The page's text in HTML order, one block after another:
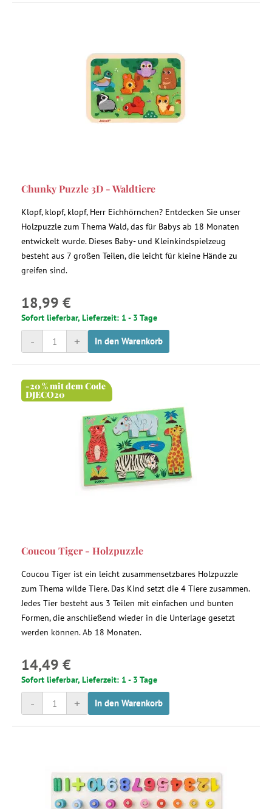
Chunky Puzzle 3D - Waldtiere
Klopf, klopf, klopf, Herr Eichhörnchen? Entdecken Sie unser
Holzpuzzle zum Thema Wald, das für Babys ab 18 Monaten
entwickelt wurde. Dieses Baby- und Kleinkindspielzeug
besteht aus 7 großen Teilen, die leicht für kleine Hände zu
greifen sind.
18,99 €
Sofort lieferbar, Lieferzeit: 1 - 3 Tage
+
- In den Warenkorb
-20 % mit dem Code
DJECO20
Coucou Tiger - Holzpuzzle
Coucou Tiger ist ein leicht zusammensetzbares Holzpuzzle
zum Thema wilde Tiere. Das Kind setzt die 4 Tiere zusammen.
Jedes Tier besteht aus 3 Teilen mit einfachen und bunten
Formen, die anschließend wieder in die Unterlage gesetzt
werden können. Ab 18 Monaten.
14,49 €
Sofort lieferbar, Lieferzeit: 1 - 3 Tage
+
- In den Warenkorb